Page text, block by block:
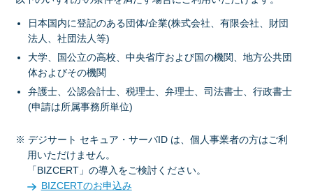
日本国内に登記のある団体/企業(株式会社、有限会社、財団
法人、社団法人等)
大学、国公立の高校、中央省庁および国の機関、地方公共団
体およびその機関
弁護士、公認会計士、税理士、弁理士、司法書士、行政書士
(申請は所属事務所単位)
※ デジサート セキュア・サーバID は、個人事業者の方はご利
用いただけません。
「BIZCERT」の導入をご検討ください。
BIZCERTのお申込み